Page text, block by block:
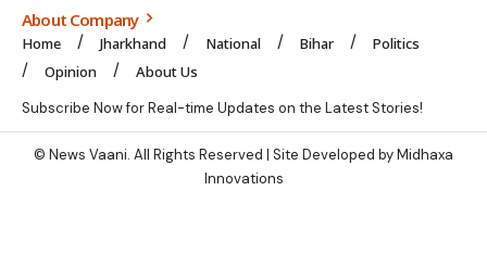
About Company
Home Jharkhand National Bihar
Politics
Opinion
About Us
Subscribe Now for Real-time Updates on the Latest Stories!
© News Vaani. All Rights Reserved | Site Developed by Midhaxa
Innovations